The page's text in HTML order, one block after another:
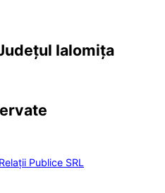
Ialomița
Publice SRL